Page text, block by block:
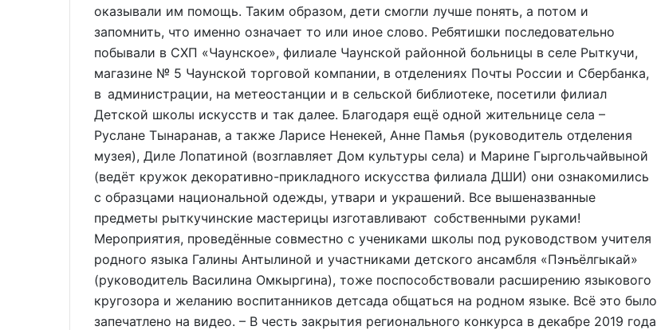
оказывали им помощь. Таким образом, дети смогли лучше понять, а потом и
запомнить, что именно означает то или иное слово. Ребятишки последовательно
побывали в СХП «Чаунское», филиале Чаунской районной больницы в селе Рыткучи,
магазине № 5 Чаунской торговой компании, в отделениях Почты России и Сбербанка,
в администрации, на метеостанции и в сельской библиотеке, посетили филиал
Детской школы искусств и так далее. Благодаря ещё одной жительнице села –
Руслане Тынаранав, а также Ларисе Ненекей, Анне Памья (руководитель отделения
музея), Диле Лопатиной (возглавляет Дом культуры села) и Марине Гыргольчайвыной
(ведёт кружок декоративно-прикладного искусства филиала ДШИ) они ознакомились
с образцами национальной одежды, утвари и украшений. Все вышеназванные
предметы рыткучинские мастерицы изготавливают собственными руками!
Мероприятия, проведённые совместно с учениками школы под руководством учителя
родного языка Галины Антылиной и участниками детского ансамбля «Пэнъёлгыкай»
(руководитель Василина Омкыргина), тоже поспособствовали расширению языкового
кругозора и желанию воспитанников детсада общаться на родном языке. Всё это было
запечатлено на видео. – В честь закрытия регионального конкурса в декабре 2019 года